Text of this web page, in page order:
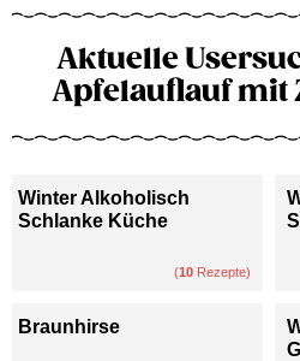
Aktuelle
Apfelauflauf mit
Winter Alkoholisch
Schlanke Küche
(10 Rezepte)
Braunhirse